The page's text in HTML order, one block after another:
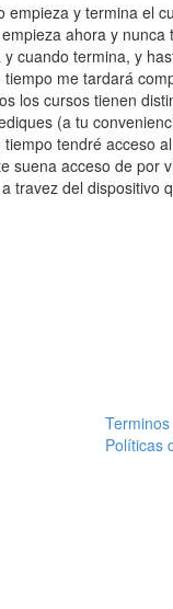
empieza y termina el
ahora y
y cuando termina, y
tiempo me tardará
los cursos tienen
(a tu
tiempo tendré acceso
suena acceso de por
travez del dispositivo
Políticas